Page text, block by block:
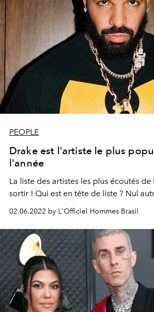
PEOPLE
Drake est l'artiste le plus
l'année
La liste des artistes les plus écoutés
sortir ! Qui est en tête de liste ? Nul
02.06.2022 by L'Officiel Hommes Brasil